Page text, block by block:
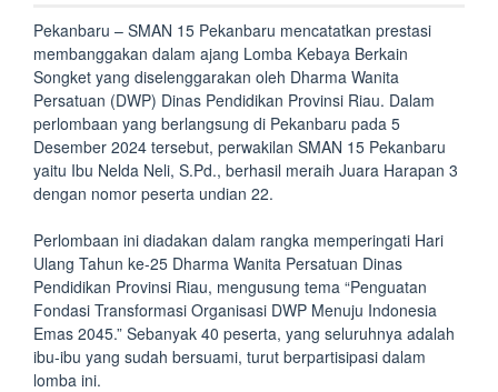
Pekanbaru – SMAN 15 Pekanbaru mencatatkan prestasi
membanggakan dalam ajang Lomba Kebaya Berkain
Songket yang diselenggarakan oleh Dharma Wanita
Persatuan (DWP) Dinas Pendidikan Provinsi Riau. Dalam
perlombaan yang berlangsung di Pekanbaru pada 5
Desember 2024 tersebut, perwakilan SMAN 15 Pekanbaru
yaitu Ibu Nelda Neli, S.Pd., berhasil meraih Juara Harapan 3
dengan nomor peserta undian 22.
Perlombaan ini diadakan dalam rangka memperingati Hari
Ulang Tahun ke-25 Dharma Wanita Persatuan Dinas
Pendidikan Provinsi Riau, mengusung tema “Penguatan
Fondasi Transformasi Organisasi DWP Menuju Indonesia
Emas 2045.” Sebanyak 40 peserta, yang seluruhnya adalah
ibu-ibu yang sudah bersuami, turut berpartisipasi dalam
lomba ini.